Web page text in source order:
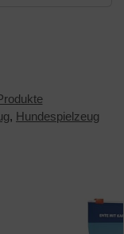
Atem I
, Hundespielzeug